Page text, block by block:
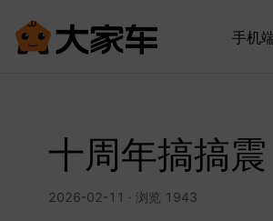
手机
十周年搞搞
2026-02-11 · 浏览 1943